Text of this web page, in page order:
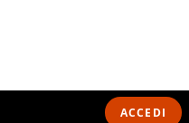
ACCEDI